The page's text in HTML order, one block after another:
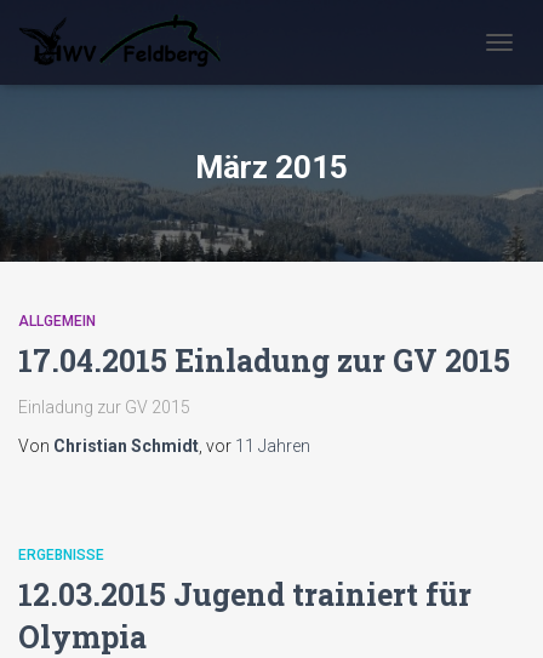
März 2015
ALLGEMEIN
17.04.2015 Einladung zur GV 2015
Einladung zur GV 2015
Von Christian Schmidt , vor 11 Jahren
ERGEBNISSE
12.03.2015 Jugend trainiert für
Olympia